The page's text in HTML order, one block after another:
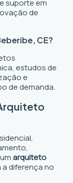
suporte em
de
CE?
estudos de
e
de demanda.
arquiteto
diferença no